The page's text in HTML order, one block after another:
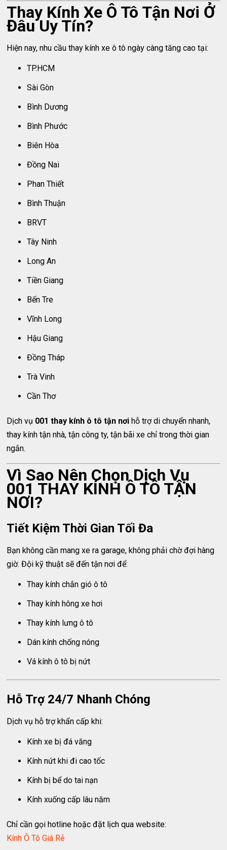
Thay Kính Xe Ô Tô Tận Nơi Ở
Đâu Uy Tín?
Hiện nay, nhu cầu thay kính xe ô tô ngày càng tăng cao tại:
TP.HCM
Sài Gòn
Bình Dương
Bình Phước
Biên Hòa
Đồng Nai
Phan Thiết
Bình Thuận
BRVT
Tây Ninh
Long An
Tiền Giang
Bến Tre
Vĩnh Long
Hậu Giang
Đồng Tháp
Trà Vinh
Cần Thơ
Dịch vụ 001 thay kính ô tô tận nơi hỗ trợ di chuyển nhanh,
thay kính tận nhà, tận công ty, tận bãi xe chỉ trong thời gian
ngắn.
Vì Sao Nên Chọn Dịch Vụ
001 THAY KÍNH Ô TÔ TẬN
NƠI?
Tiết Kiệm Thời Gian Tối Đa
Bạn không cần mang xe ra garage, không phải chờ đợi hàng
giờ. Đội kỹ thuật sẽ đến tận nơi để:
Thay kính chắn gió ô tô
Thay kính hông xe hơi
Thay kính lưng ô tô
Dán kính chống nóng
Vá kính ô tô bị nứt
Hỗ Trợ 24/7 Nhanh Chóng
Dịch vụ hỗ trợ khẩn cấp khi:
Kính xe bị đá văng
Kính nứt khi đi cao tốc
Kính bị bể do tai nạn
Kính xuống cấp lâu năm
Chỉ cần gọi hotline hoặc đặt lịch qua website:
Kính Ô Tô Giá Rẻ